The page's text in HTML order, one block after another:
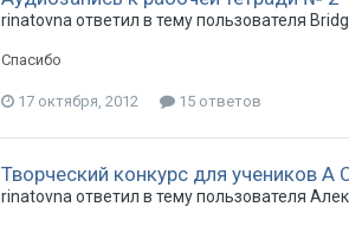
rinatovna ответил в тему пользователя
Спасибо
17 октября, 2012 15 ответов
Творческий конкурс для учеников A
rinatovna ответил в тему пользователя